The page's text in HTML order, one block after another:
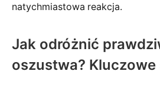
natychmiastowa reakcja.
Jak odróżnić
oszustwa? Kluczowe